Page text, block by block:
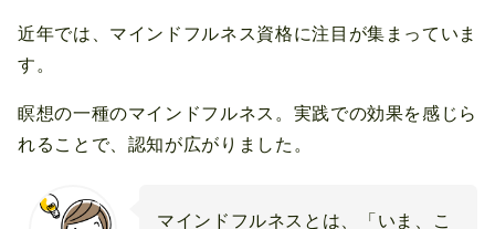
近年では、マインドフルネス資格に注目が集まっていま
す。
瞑想の一種のマインドフルネス。実践での効果を感じら
れることで、認知が広がりました。
マインドフルネスとは、「いま、こ